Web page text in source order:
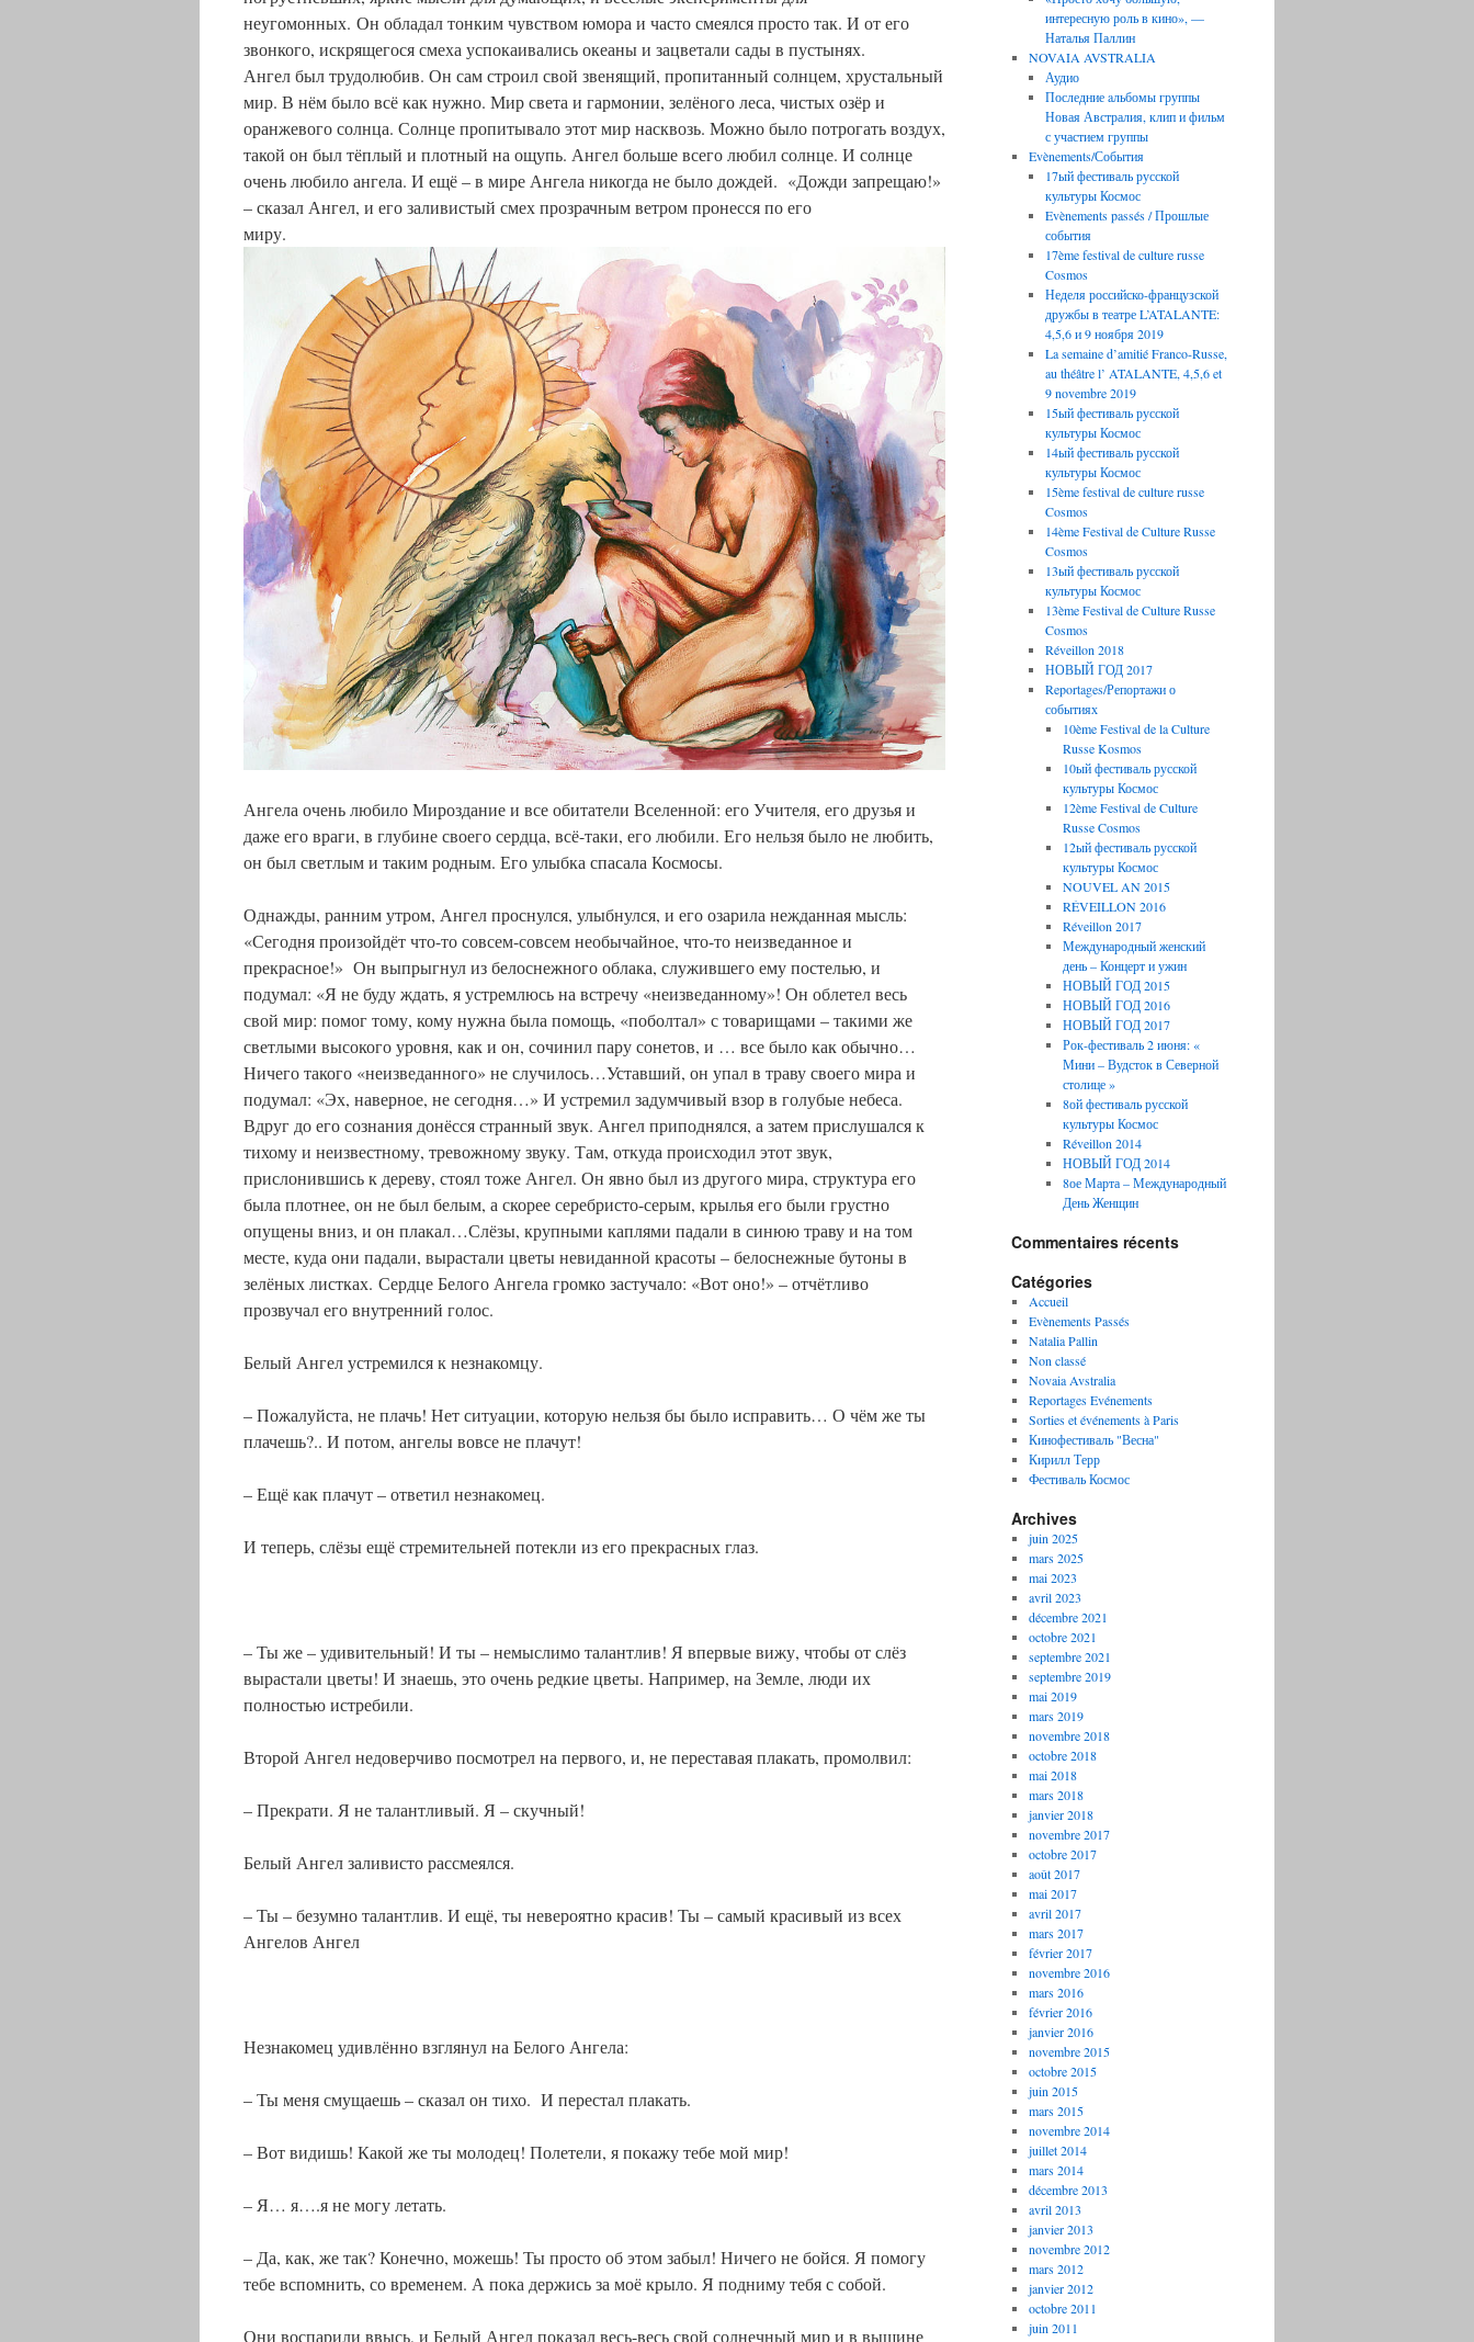
неугомонных. Он обладал тонким чувством юмора и часто смеялся просто так. И от его
звонкого, искрящегося смеха успокаивались океаны и зацветали сады в пустынях.
Ангел был трудолюбив. Он сам строил свой звенящий, пропитанный солнцем, хрустальный
мир. В нём было всё как нужно. Мир света и гармонии, зелёного леса, чистых озёр и
оранжевого солнца. Солнце пропитывало этот мир насквозь. Можно было потрогать воздух,
такой он был тёплый и плотный на ощупь. Ангел больше всего любил солнце. И солнце
очень любило ангела. И ещё – в мире Ангела никогда не было дождей. «Дожди запрещаю!»
– сказал Ангел, и его заливистый смех прозрачным ветром пронесся по его
миру.
Ангела очень любило Мироздание и все обитатели Вселенной: его Учителя, его друзья и
даже его враги, в глубине своего сердца, всё-таки, его любили. Его нельзя было не любить,
он был светлым и таким родным. Его улыбка спасала Космосы.
Однажды, ранним утром, Ангел проснулся, улыбнулся, и его озарила нежданная мысль:
«Сегодня произойдёт что-то совсем-совсем необычайное, что-то неизведанное и
прекрасное!» Он выпрыгнул из белоснежного облака, служившего ему постелью, и
подумал: «Я не буду ждать, я устремлюсь на встречу «неизведанному»! Он облетел весь
свой мир: помог тому, кому нужна была помощь, «поболтал» с товарищами – такими же
светлыми высокого уровня, как и он, сочинил пару сонетов, и … все было как обычно…
Ничего такого «неизведанного» не случилось…Уставший, он упал в траву своего мира и
подумал: «Эх, наверное, не сегодня…» И устремил задумчивый взор в голубые небеса.
Вдруг до его сознания донёсся странный звук. Ангел приподнялся, а затем прислушался к
тихому и неизвестному, тревожному звуку. Там, откуда происходил этот звук,
прислонившись к дереву, стоял тоже Ангел. Он явно был из другого мира, структура его
была плотнее, он не был белым, а скорее серебристо-серым, крылья его были грустно
опущены вниз, и он плакал…Слёзы, крупными каплями падали в синюю траву и на том
месте, куда они падали, вырастали цветы невиданной красоты – белоснежные бутоны в
зелёных листках. Сердце Белого Ангела громко застучало: «Вот оно!» – отчётливо
прозвучал его внутренний голос.
Белый Ангел устремился к незнакомцу.
– Пожалуйста, не плачь! Нет ситуации, которую нельзя бы было исправить… О чём же ты
плачешь?.. И потом, ангелы вовсе не плачут!
– Ещё как плачут – ответил незнакомец.
И теперь, слёзы ещё стремительней потекли из его прекрасных глаз.
– Ты же – удивительный! И ты – немыслимо талантлив! Я впервые вижу, чтобы от слёз
вырастали цветы! И знаешь, это очень редкие цветы. Например, на Земле, люди их
полностью истребили.
Второй Ангел недоверчиво посмотрел на первого, и, не переставая плакать, промолвил:
– Прекрати. Я не талантливый. Я – скучный!
Белый Ангел заливисто рассмеялся.
– Ты – безумно талантлив. И ещё, ты невероятно красив! Ты – самый красивый из всех
Ангелов Ангел
Незнакомец удивлённо взглянул на Белого Ангела:
– Ты меня смущаешь – сказал он тихо. И перестал плакать.
– Вот видишь! Какой же ты молодец! Полетели, я покажу тебе мой мир!
– Я… я….я не могу летать.
– Да, как, же так? Конечно, можешь! Ты просто об этом забыл! Ничего не бойся. Я помогу
тебе вспомнить, со временем. А пока держись за моё крыло. Я подниму тебя с собой.
Они воспарили ввысь, и Белый Ангел показал весь-весь свой солнечный мир и в вышине
интересную роль в кино», —
Наталья Паллин
NOVAIA AVSTRALIA
Аудио
Последние aльбомы группы
Новая Австралия, клип и фильм
с участием группы
Evènements/События
17ый фестиваль русской
культуры Космос
Evènements passés / Прошлые
события
17ème festival de culture russe
Cosmos
Неделя российско-французской
дружбы в театре L’ATALANTE:
4,5,6 и 9 ноября 2019
La semaine d’amitié Franco-Russe,
au théâtre l’ ATALANTE, 4,5,6 et
9 novembre 2019
15ый фестиваль русской
культуры Космос
14ый фестиваль русской
культуры Космос
15ème festival de culture russe
Cosmos
14ème Festival de Culture Russe
Cosmos
13ый фестиваль русской
культуры Космос
13ème Festival de Culture Russe
Cosmos
Réveillon 2018
НОВЫЙ ГОД 2017
Reportages/Репортажи о
событиях
10ème Festival de la Culture
Russe Kosmos
10ый фестиваль русской
культуры Космос
12ème Festival de Culture
Russe Cosmos
12ый фестиваль русской
культуры Космос
NOUVEL AN 2015
RÉVEILLON 2016
Réveillon 2017
Международный женский
день – Концерт и ужин
НОВЫЙ ГОД 2015
НОВЫЙ ГОД 2016
НОВЫЙ ГОД 2017
Рок-фестиваль 2 июня: «
Мини – Вудсток в Северной
столице »
8ой фестиваль русской
культуры Космос
Réveillon 2014
НОВЫЙ ГОД 2014
8ое Марта – Международный
День Женщин
Commentaires récents
Catégories
Accueil
Evènements Passés
Natalia Pallin
Non classé
Novaia Avstralia
Reportages Evénements
Sorties et événements à Paris
Кинофестиваль "Весна"
Кирилл Терр
Фестиваль Космос
Archives
juin 2025
mars 2025
mai 2023
avril 2023
décembre 2021
octobre 2021
septembre 2021
septembre 2019
mai 2019
mars 2019
novembre 2018
octobre 2018
mai 2018
mars 2018
janvier 2018
novembre 2017
octobre 2017
août 2017
mai 2017
avril 2017
mars 2017
février 2017
novembre 2016
mars 2016
février 2016
janvier 2016
novembre 2015
octobre 2015
juin 2015
mars 2015
novembre 2014
juillet 2014
mars 2014
décembre 2013
avril 2013
janvier 2013
novembre 2012
mars 2012
janvier 2012
octobre 2011
juin 2011